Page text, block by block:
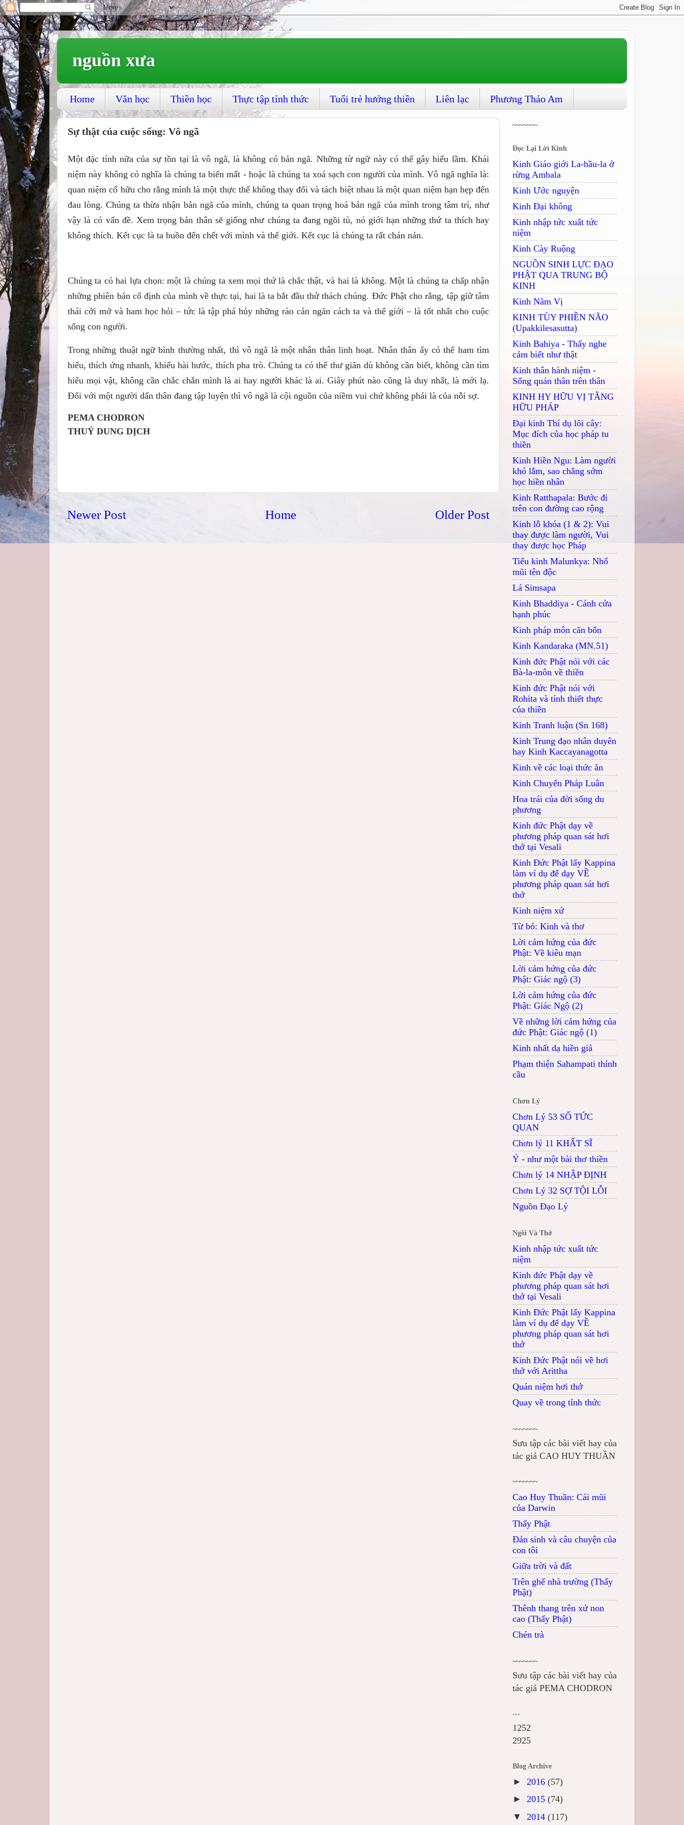
nguồn xưa
Home Văn học Thiền học Thực tập tỉnh thức Tuổi trẻ hướng thiền Liên lạc Phương Thảo Am
Sự thật của cuộc sống: Vô ngã
Một đặc tính nữa của sự tồn tại là vô ngã, là không có bản ngã. Những từ ngữ này có thể gây hiểu lầm. Khái
niệm này không có nghĩa là chúng ta biến mất - hoặc là chúng ta xoá sạch con người của mình. Vô ngã nghĩa là:
quan niệm cố hữu cho rằng mình là một thực thể không thay đổi và tách biệt nhau là một quan niệm hạn hẹp đến
đau lòng. Chúng ta thừa nhận bản ngã của mình, chúng ta quan trọng hoá bản ngã của mình trong tâm trí, như
vậy là có vấn đề. Xem trọng bản thân sẽ giống như chúng ta đang ngồi tù, nó giới hạn những thứ ta thích hay
không thích. Kết cục là ta buồn đến chết với mình và thế giới. Kết cục là chúng ta rất chán nản.
Chúng ta có hai lựa chọn: một là chúng ta xem mọi thứ là chắc thật, và hai là không. Một là chúng ta chấp nhận
những phiên bản cố định của mình về thực tại, hai là ta bắt đầu thử thách chúng. Đức Phật cho rằng, tập giữ tâm
thái cởi mở và ham học hỏi – tức là tập phá hủy những rào cản ngăn cách ta và thế giới – là tốt nhất cho cuộc
sống con người.
Trong những thuật ngữ bình thường nhất, thì vô ngã là một nhân thân linh hoạt. Nhân thân ấy có thể ham tìm
hiểu, thích ứng nhanh, khiếu hài hước, thích pha trò. Chúng ta có thể thư giãn dù không cần biết, không cần tìm
hiểu mọi vật, không cần chắc chắn mình là ai hay người khác là ai. Giây phút nào cũng là duy nhất, là mới lạ.
Đối với một người dấn thân đang tập luyện thì vô ngã là cội nguồn của niềm vui chứ không phải là của nỗi sợ.
PEMA CHODRON
THUỶ DUNG DỊCH
Newer Post Older Post
Home
~~~~~~~
Đọc Lại Lời Kinh
Kinh Giáo giới La-hầu-la ở
rừng Ambala
Kinh Ước nguyện
Kinh Ðại không
Kinh nhập tức xuất tức
niệm
Kinh Cày Ruộng
NGUỒN SINH LỰC ĐẠO
PHẬT QUA TRUNG BỘ
KINH
Kinh Năm Vị
KINH TÙY PHIỀN NÃO
(Upakkilesasutta)
Kinh Bahiya - Thấy nghe
cảm biết như thật
Kinh thân hành niệm -
Sống quán thân trên thân
KINH HY HỮU VỊ TẰNG
HỮU PHÁP
Đại kinh Thí dụ lõi cây:
Mục đích của học pháp tu
thiền
Kinh Hiền Ngu: Làm người
khó lắm, sao chẳng sớm
học hiền nhân
Kinh Ratthapala: Bước đi
trên con đường cao rộng
Kinh lỗ khóa (1 & 2): Vui
thay được làm người, Vui
thay được học Pháp
Tiểu kinh Malunkya: Nhổ
mũi tên độc
Lá Simsapa
Kinh Bhaddiya - Cánh cửa
hạnh phúc
Kinh pháp môn căn bổn
Kinh Kandaraka (MN.51)
Kinh đức Phật nói với các
Bà-la-môn về thiền
Kinh đức Phật nói với
Rohita và tính thiết thực
của thiền
Kinh Tranh luận (Sn 168)
Kinh Trung đạo nhân duyên
hay Kinh Kaccayanagotta
Kinh về các loại thức ăn
Kinh Chuyển Pháp Luân
Hoa trái của đời sống du
phương
Kinh đức Phật dạy về
phương pháp quan sát hơi
thở tại Vesali
Kinh Đức Phật lấy Kappina
làm ví dụ để dạy VỀ
phương pháp quan sát hơi
thở
Kinh niệm xứ
Từ bỏ: Kinh và thơ
Lời cảm hứng của đức
Phật: Về kiêu mạn
Lời cảm hứng của đức
Phật: Giác ngộ (3)
Lời cảm hứng của đức
Phật: Giác Ngộ (2)
Về những lời cảm hứng của
đức Phật: Giác ngộ (1)
Kinh nhất dạ hiền giả
Phạm thiện Sahampati thỉnh
cầu
Chơn Lý
Chơn Lý 53 SỐ TỨC
QUAN
Chơn lý 11 KHẤT SĨ
Ý - như một bài thơ thiền
Chơn lý 14 NHẬP ĐỊNH
Chơn Lý 32 SỢ TỘI LỖI
Nguồn Đạo Lý
Ngồi Và Thở
Kinh nhập tức xuất tức
niệm
Kinh đức Phật dạy về
phương pháp quan sát hơi
thở tại Vesali
Kinh Đức Phật lấy Kappina
làm ví dụ để dạy VỀ
phương pháp quan sát hơi
thở
Kinh Đức Phật nói về hơi
thở với Arittha
Quán niệm hơi thở
Quay về trong tỉnh thức
~~~~~~~
Sưu tập các bài viết hay của
tác giả CAO HUY THUẦN
~~~~~~~
Cao Huy Thuần: Cái mũi
của Darwin
Thấy Phật
Đản sinh và câu chuyện của
con tôi
Giữa trời và đất
Trên ghế nhà trường (Thấy
Phật)
Thênh thang trên xứ non
cao (Thấy Phật)
Chén trà
~~~~~~~
Sưu tập các bài viết hay của
tác giả PEMA CHODRON
---
1252
2925
Blog Archive
► 2016 (57)
► 2015 (74)
▼ 2014 (117)